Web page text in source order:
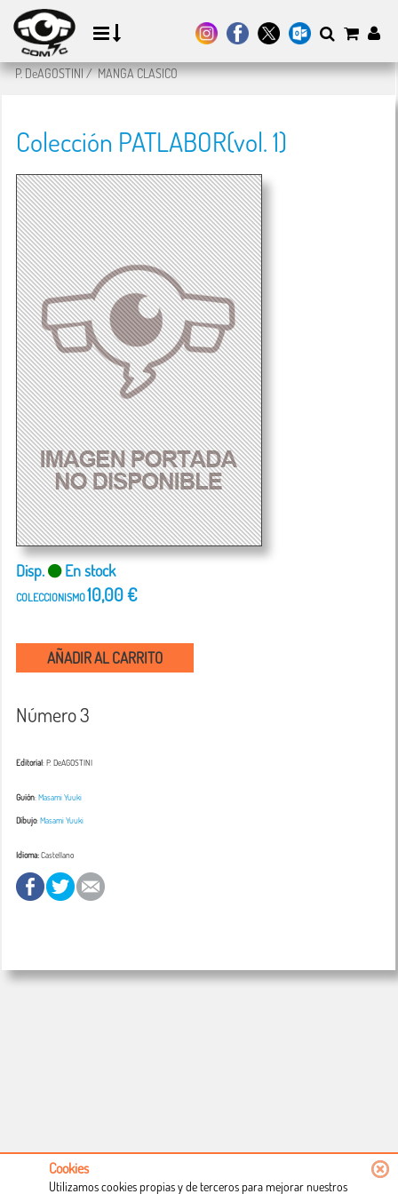
P. DeAGOSTINI/MANGA CLASICO
Colección PATLABOR(vol. 1)
Disp. En stock
COLECCIONISMO10,00 €
AÑADIR AL CARRITO
Número 3
Editorial: P. DeAGOSTINI
Guión:Masami Yuuki
Dibujo:Masami Yuuki
Idioma:Castellano
Cookies
Utilizamos cookies propias y de terceros para mejorar nuestros